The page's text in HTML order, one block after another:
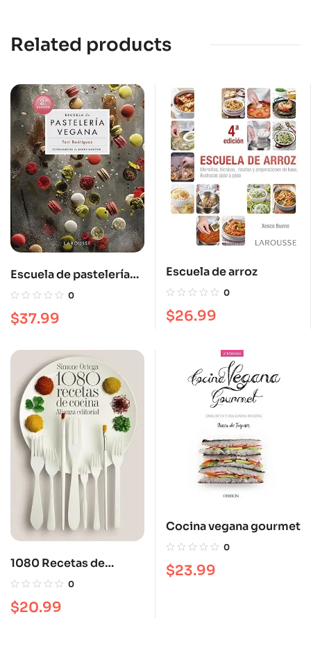
Related products
Escuela de pastelería
vegana
0
$37.99
Escuela de arroz
0
$26.99
1080 Recetas de
cocinas
0
$20.99
Cocina vegana gourmet
0
$23.99